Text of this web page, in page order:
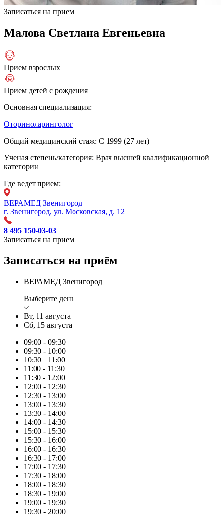
Записаться на прием
Малова Светлана Евгеньевна
Прием взрослых
Прием детей с рождения
Основная специализация:
Оториноларинголог
Общий медицинский стаж: С 1999 (27 лет)
Ученая степень/категория: Врач высшей квалификационной
категории
Где ведет прием:
ВЕРАМЕД Звенигород
г. Звенигород, ул. Московская, д. 12
8 495 150-03-03
Записаться на прием
Записаться на приём
ВЕРАМЕД Звенигород
Выберите день
Вт, 11 августа
Сб, 15 августа
09:00 - 09:30
09:30 - 10:00
10:30 - 11:00
11:00 - 11:30
11:30 - 12:00
12:00 - 12:30
12:30 - 13:00
13:00 - 13:30
13:30 - 14:00
14:00 - 14:30
15:00 - 15:30
15:30 - 16:00
16:00 - 16:30
16:30 - 17:00
17:00 - 17:30
17:30 - 18:00
18:00 - 18:30
18:30 - 19:00
19:00 - 19:30
19:30 - 20:00